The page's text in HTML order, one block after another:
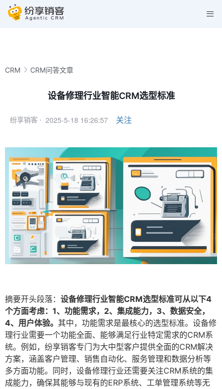
CRM CRM问答文章
设备修理行业智能CRM选型标准
纷享销客 · 2025-5-18 16:26:57 关注
摘要开头段落： 设备修理行业智能CRM选型标准可从以下4
个方面考虑：1、功能需求，2、集成能力，3、数据安全，
4、用户体验。 其中，功能需求是最核心的选型标准。设备修
理行业需要一个功能全面、能够满足行业特定需求的CRM系
统。例如，纷享销客专门为大中型客户提供全面的CRM解决
方案，涵盖客户管理、销售自动化、服务管理和数据分析等
多方面功能。同时，设备修理行业还需要关注CRM系统的集
成能力，确保其能够与现有的ERP系统、工单管理系统等无